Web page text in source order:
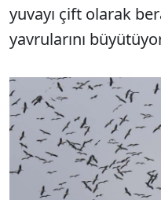
yuvayı çift olarak
yavrularını